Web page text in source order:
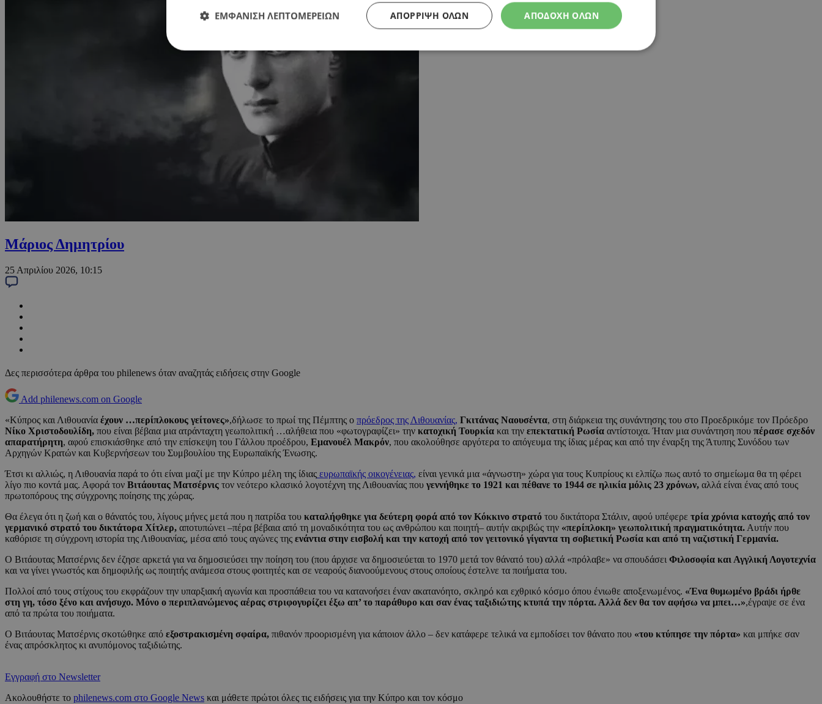
Μάριος Δημητρίου
25 Απριλίου 2026, 10:15
Δες περισσότερα άρθρα του philenews όταν αναζητάς ειδήσεις στην Google
Add philenews.com on Google
«Κύπρος και Λιθουανία έχουν …περίπλοκους γείτονες»,δήλωσε το πρωί της Πέμπτης ο πρόεδρος της Λιθουανίας, Γκιτάνας Ναουσέντα, στη διάρκεια της συνάντησης του στο Προεδρικόμε τον Πρόεδρο
Νίκο Χριστοδουλίδη, που είναι βέβαια μια ατράνταχτη γεωπολιτική …αλήθεια που «φωτογραφίζει» την κατοχική Τουρκία και την επεκτατική Ρωσία αντίστοιχα. Ήταν μια συνάντηση που πέρασε σχεδόν
απαρατήρητη, αφού επισκιάσθηκε από την επίσκεψη του Γάλλου προέδρου, Εμανουέλ Μακρόν, που ακολούθησε αργότερα το απόγευμα της ίδιας μέρας και από την έναρξη της Άτυπης Συνόδου των
Αρχηγών Κρατών και Κυβερνήσεων του Συμβουλίου της Ευρωπαϊκής Ένωσης.
Έτσι κι αλλιώς, η Λιθουανία παρά το ότι είναι μαζί με την Κύπρο μέλη της ίδιας ευρωπαϊκής οικογένειας, είναι γενικά μια «άγνωστη» χώρα για τους Κυπρίους κι ελπίζω πως αυτό το σημείωμα θα τη φέρει
λίγο πιο κοντά μας. Αφορά τον Βιτάουτας Ματσέρνις τον νεότερο κλασικό λογοτέχνη της Λιθουανίας που γεννήθηκε το 1921 και πέθανε το 1944 σε ηλικία μόλις 23 χρόνων, αλλά είναι ένας από τους
πρωτοπόρους της σύγχρονης ποίησης της χώρας.
Θα έλεγα ότι η ζωή και ο θάνατός του, λίγους μήνες μετά που η πατρίδα του καταλήφθηκε για δεύτερη φορά από τον Κόκκινο στρατό του δικτάτορα Στάλιν, αφού υπέφερε τρία χρόνια κατοχής από τον
γερμανικό στρατό του δικτάτορα Χίτλερ, αποτυπώνει –πέρα βέβαια από τη μοναδικότητα του ως ανθρώπου και ποιητή– αυτήν ακριβώς την «περίπλοκη» γεωπολιτική πραγματικότητα. Αυτήν που
καθόρισε τη σύγχρονη ιστορία της Λιθουανίας, μέσα από τους αγώνες της ενάντια στην εισβολή και την κατοχή από τον γειτονικό γίγαντα τη σοβιετική Ρωσία και από τη ναζιστική Γερμανία.
Ο Βιτάουτας Ματσέρνις δεν έζησε αρκετά για να δημοσιεύσει την ποίηση του (που άρχισε να δημοσιεύεται το 1970 μετά τον θάνατό του) αλλά «πρόλαβε» να σπουδάσει Φιλοσοφία και Αγγλική Λογοτεχνία
και να γίνει γνωστός και δημοφιλής ως ποιητής ανάμεσα στους φοιτητές και σε νεαρούς διανοούμενους στους οποίους έστελνε τα ποιήματα του.
Πολλοί από τους στίχους του εκφράζουν την υπαρξιακή αγωνία και προσπάθεια του να κατανοήσει έναν ακατανόητο, σκληρό και εχθρικό κόσμο όπου ένιωθε αποξενωμένος. «Ένα θυμωμένο βράδι ήρθε
στη γη, τόσο ξένο και ανήσυχο. Μόνο ο περιπλανώμενος αέρας στριφογυρίζει έξω απ’ το παράθυρο και σαν ένας ταξιδιώτης κτυπά την πόρτα. Αλλά δεν θα τον αφήσω να μπει…»,έγραψε σε ένα
από τα πρώτα του ποιήματα.
Ο Βιτάουτας Ματσέρνις σκοτώθηκε από εξοστρακισμένη σφαίρα, πιθανόν προορισμένη για κάποιον άλλο – δεν κατάφερε τελικά να εμποδίσει τον θάνατο που «του κτύπησε την πόρτα» και μπήκε σαν
ένας απρόσκλητος κι ανυπόμονος ταξιδιώτης.
Εγγραφή στο Newsletter
Ακολουθήστε το philenews.com στο Google News και μάθετε πρώτοι όλες τις ειδήσεις για την Κύπρο και τον κόσμο
ΑΠΟΔΟΧΗ ΟΛΩΝ
ΑΠΌΡΡΙΨΗ ΌΛΩΝ
ΕΜΦΑΝΙΣΗ ΛΕΠΤΟΜΕΡΕΙΩΝ